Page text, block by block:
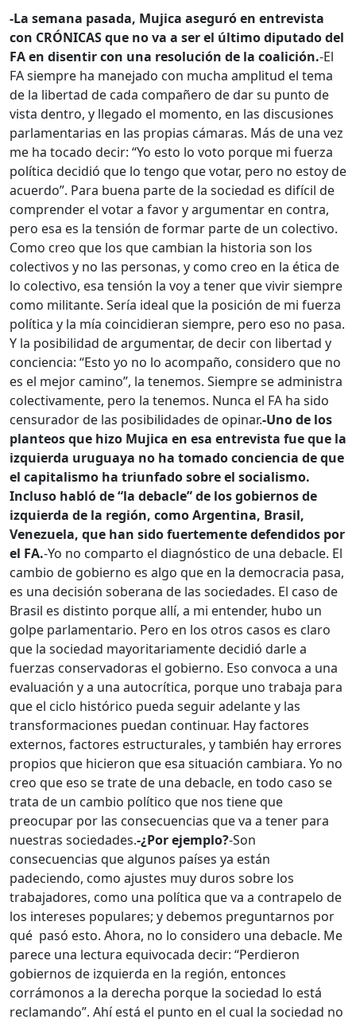
-La semana pasada, Mujica aseguró en entrevista
con CRÓNICAS que no va a ser el último diputado del
FA en disentir con una resolución de la coalición.-El
FA siempre ha manejado con mucha amplitud el tema
de la libertad de cada compañero de dar su punto de
vista dentro, y llegado el momento, en las discusiones
parlamentarias en las propias cámaras. Más de una vez
me ha tocado decir: “Yo esto lo voto porque mi fuerza
política decidió que lo tengo que votar, pero no estoy de
acuerdo”. Para buena parte de la sociedad es difícil de
comprender el votar a favor y argumentar en contra,
pero esa es la tensión de formar parte de un colectivo.
Como creo que los que cambian la historia son los
colectivos y no las personas, y como creo en la ética de
lo colectivo, esa tensión la voy a tener que vivir siempre
como militante. Sería ideal que la posición de mi fuerza
política y la mía coincidieran siempre, pero eso no pasa.
Y la posibilidad de argumentar, de decir con libertad y
conciencia: “Esto yo no lo acompaño, considero que no
es el mejor camino”, la tenemos. Siempre se administra
colectivamente, pero la tenemos. Nunca el FA ha sido
censurador de las posibilidades de opinar.-Uno de los
planteos que hizo Mujica en esa entrevista fue que la
izquierda uruguaya no ha tomado conciencia de que
el capitalismo ha triunfado sobre el socialismo.
Incluso habló de “la debacle” de los gobiernos de
izquierda de la región, como Argentina, Brasil,
Venezuela, que han sido fuertemente defendidos por
el FA.-Yo no comparto el diagnóstico de una debacle. El
cambio de gobierno es algo que en la democracia pasa,
es una decisión soberana de las sociedades. El caso de
Brasil es distinto porque allí, a mi entender, hubo un
golpe parlamentario. Pero en los otros casos es claro
que la sociedad mayoritariamente decidió darle a
fuerzas conservadoras el gobierno. Eso convoca a una
evaluación y a una autocrítica, porque uno trabaja para
que el ciclo histórico pueda seguir adelante y las
transformaciones puedan continuar. Hay factores
externos, factores estructurales, y también hay errores
propios que hicieron que esa situación cambiara. Yo no
creo que eso se trate de una debacle, en todo caso se
trata de un cambio político que nos tiene que
preocupar por las consecuencias que va a tener para
nuestras sociedades.-¿Por ejemplo?-Son
consecuencias que algunos países ya están
padeciendo, como ajustes muy duros sobre los
trabajadores, como una política que va a contrapelo de
los intereses populares; y debemos preguntarnos por
qué pasó esto. Ahora, no lo considero una debacle. Me
parece una lectura equivocada decir: “Perdieron
gobiernos de izquierda en la región, entonces
corrámonos a la derecha porque la sociedad lo está
reclamando”. Ahí está el punto en el cual la sociedad no